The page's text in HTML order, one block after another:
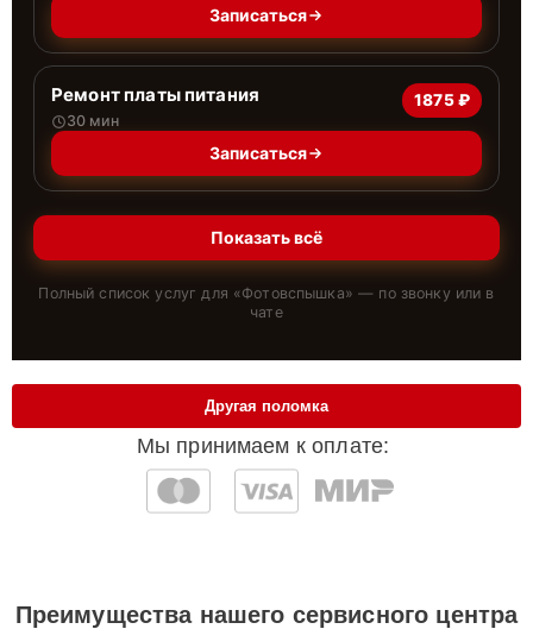
Записаться
Ремонт платы питания
30 мин
1875 ₽
Записаться
Показать всё
Полный список услуг для «Фотовспышка» — по звонку или в
чате
Мы принимаем к оплате:
Другая поломка
Преимущества нашего сервисного центра